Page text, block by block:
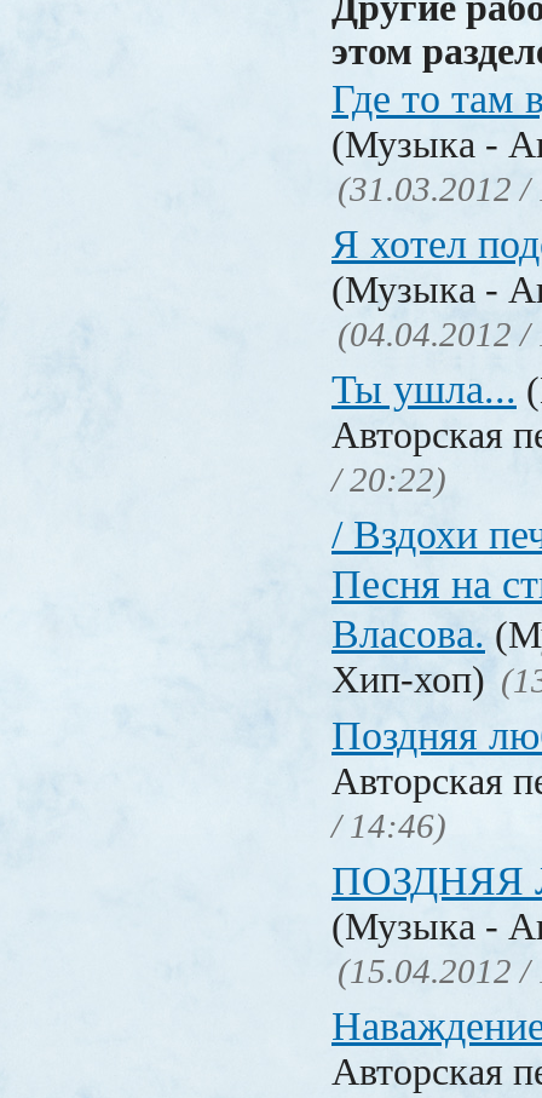
этом
Где то там
(Музыка -
(31.03.2012 /
Я хотел
(Музыка -
(04.04.2012 /
Ты ушла...
Авторская
/ 20:22)
/ Вздохи
Песня на
Власова.
Хип-хоп)
Поздняя
Авторская
/ 14:46)
ПОЗДНЯЯ
(Музыка -
(15.04.2012 /
Авторская